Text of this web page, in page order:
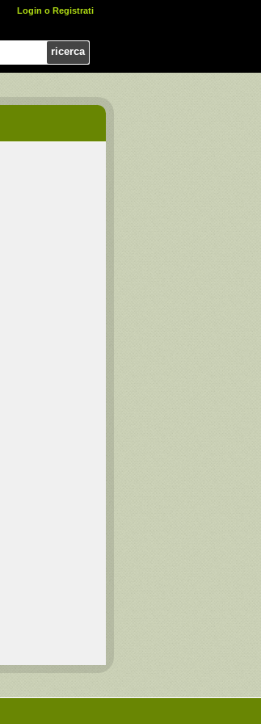
Login o Registrati
ricerca